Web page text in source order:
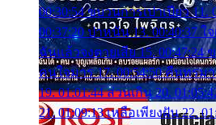
00:30:54 ขบวนการเปาเปียว 11.
00:37:20 ปาหนัน 13. 00:40:37 ใ
ฉันแล้วจงตายเสีย 15. 00:47:24
คนใจมาร 17. 00:54:50 คืนทรม
19. 01:01:44 ส่วนเกิน 20.
21. 01:09:13 เหลือเพียงฝัน 22.